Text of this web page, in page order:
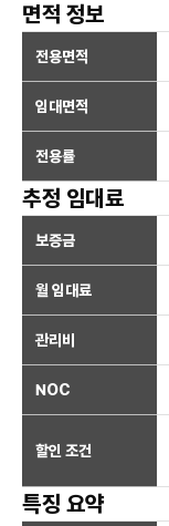
면적 정보
전용면적
임대면적
전용률
추정 임대료
보증금
월 임대료
관리비
NOC
할인 조건
특징 요약